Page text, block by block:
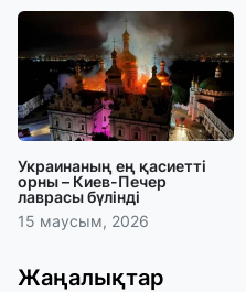
Украинаның ең қасиетті
орны – Киев-Печер
лаврасы бүлінді
15 маусым, 2026
Жаңалықтар